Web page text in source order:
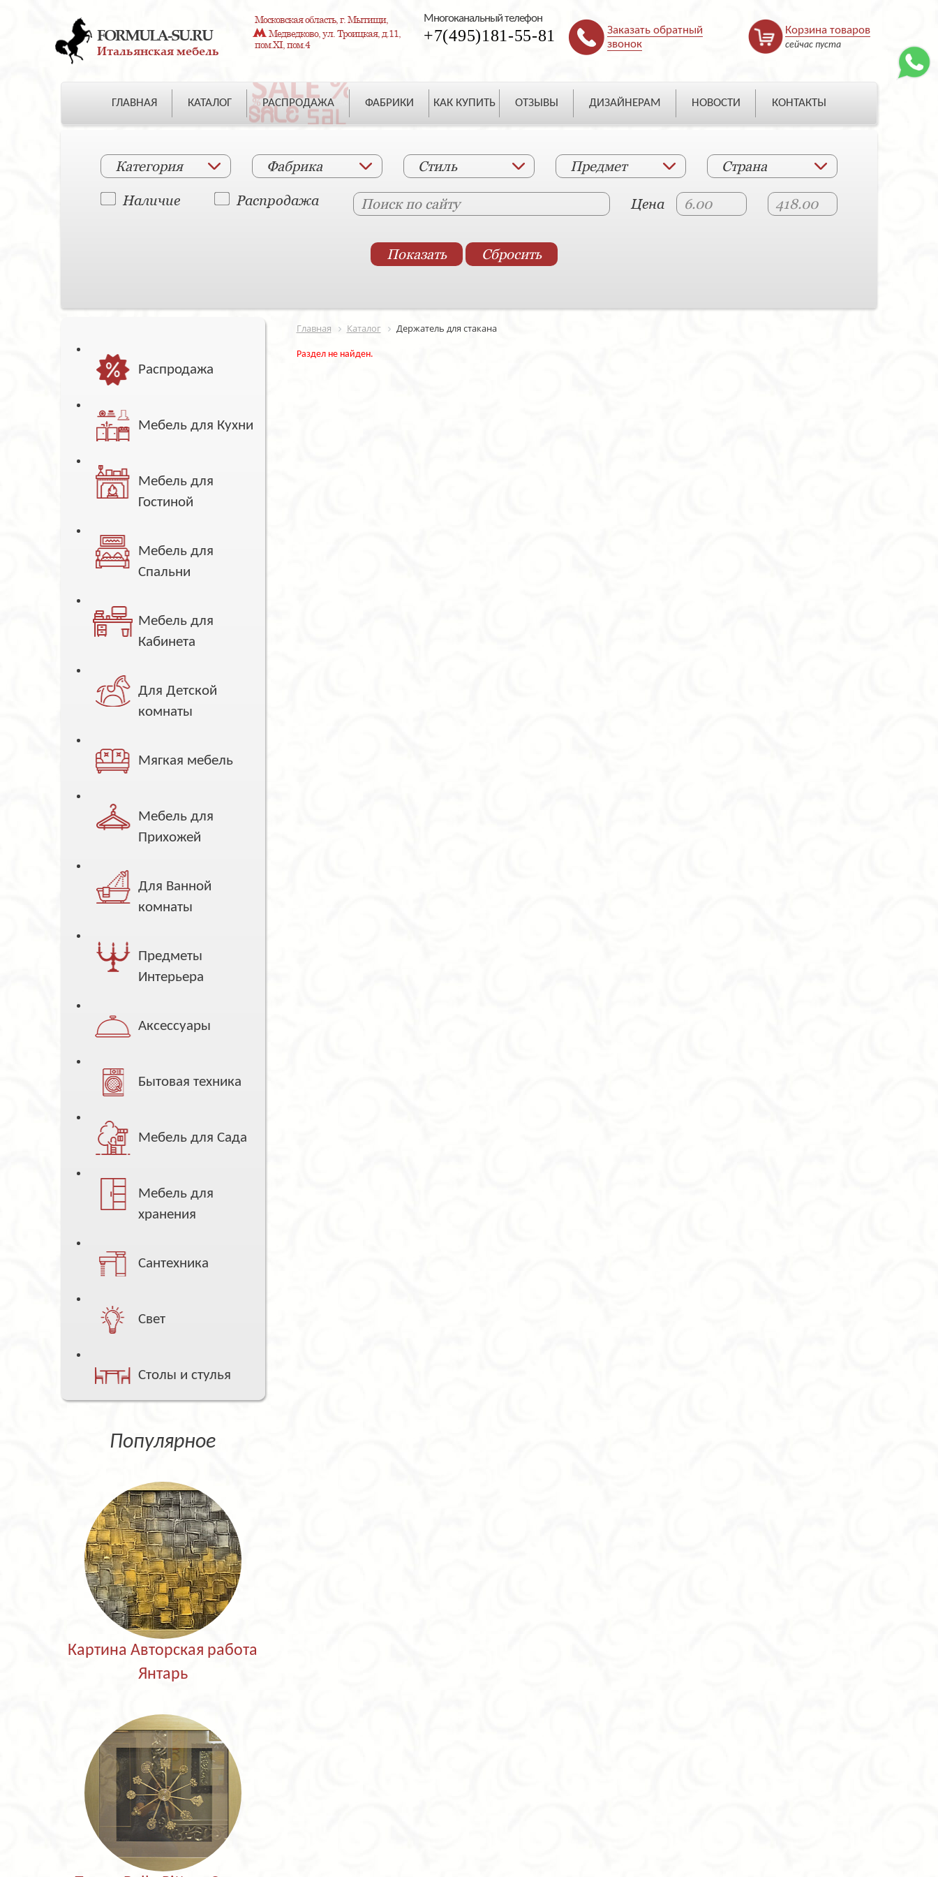
FORMULA-SU.RU
Итальянская мебель
Московская область, г. Мытищи,
Медведково, ул. Троицкая, д.11,
пом.XI, пом.4
Многоканальный телефон
+7(495)181-55-81
Заказать обратный
звонок
Корзина товаров
сейчас пуста
ГЛАВНАЯ КАТАЛОГ РАСПРОДАЖА ФАБРИКИ КАК КУПИТЬ ОТЗЫВЫ ДИЗАЙНЕРАМ НОВОСТИ КОНТАКТЫ
Категория Фабрика Стиль Предмет Страна
Наличие Распродажа Цена
Распродажа
Мебель для Кухни
Мебель для
Гостиной
Мебель для
Спальни
Мебель для
Кабинета
Для Детской
комнаты
Мягкая мебель
Мебель для
Прихожей
Для Ванной
комнаты
Предметы
Интерьера
Аксессуары
Бытовая техника
Мебель для Сада
Мебель для
хранения
Сантехника
Свет
Столы и стулья
Популярное
Картина Авторская работа
Янтарь
Главная Каталог Держатель для стакана
Раздел не найден.